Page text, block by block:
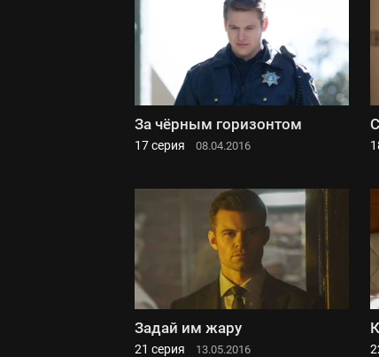
За чёрным горизонтом
17 серия 08.04.2016
Задай им жару
21 серия 13.05.2016